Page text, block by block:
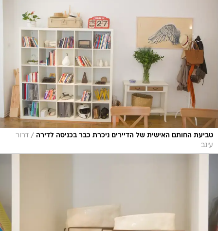
טביעת החותם האישית של הדיירים ניכרת כבר בכניסה לדירה / דרור
עינב